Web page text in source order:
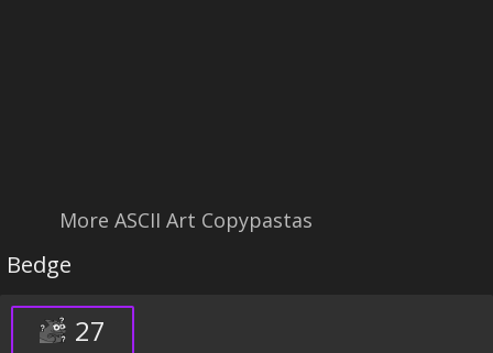
More ASCII Art Copypastas
Bedge
27